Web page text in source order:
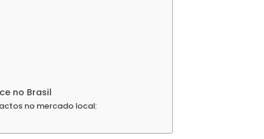
no Brasil
no mercado local: